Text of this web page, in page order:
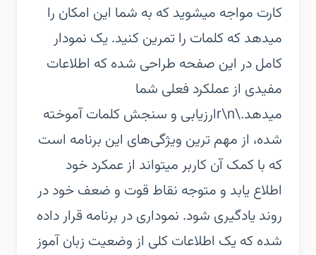
کارت مواجه میشوید که به شما این امکان را
میدهد که کلمات را تمرین کنید. یک نمودار
کامل در این صفحه طراحی شده که اطلاعات
مفیدی از عملکرد فعلی شما
میدهد.\r\nارزیابی و سنجش کلمات آموخته
شده، از مهم ترین ویژگی‌های این برنامه است
که با کمک آن کاربر میتواند از عمکرد خود
اطلاع یابد و متوجه نقاط قوت و ضعف خود در
روند یادگیری شود. نموداری در برنامه قرار داده
شده که یک اطلاعات کلی از وضعیت زبان آموز